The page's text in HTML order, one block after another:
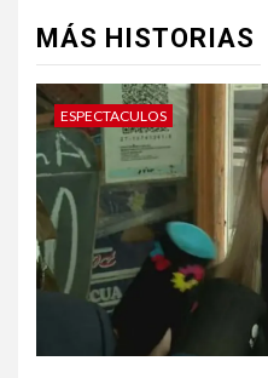
MÁS HISTORIAS
ESPECTACULOS